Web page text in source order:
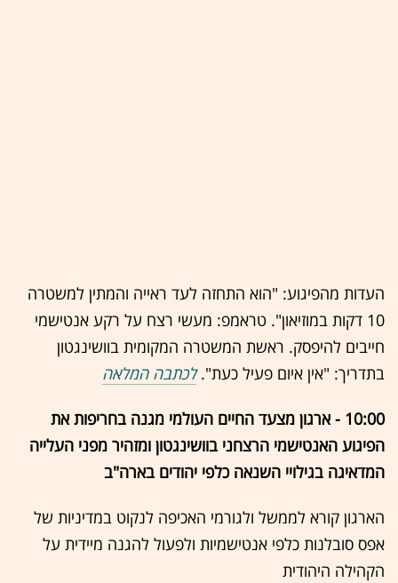
העדות מהפיגוע: "הוא התחזה לעד ראייה והמתין למשטרה
10 דקות במוזיאון". טראמפ: מעשי רצח על רקע אנטישמי
חייבים להיפסק. ראשת המשטרה המקומית בוושינגטון
בתדריך: "אין איום פעיל כעת".לכתבה המלאה
10:00 - ארגון מצעד החיים העולמי מגנה בחריפות את
הפיגוע האנטישמי הרצחני בוושינגטון ומזהיר מפני העלייה
המדאיגה בגילויי השנאה כלפי יהודים בארה"ב
הארגון קורא לממשל ולגורמי האכיפה לנקוט במדיניות של
אפס סובלנות כלפי אנטישמיות ולפעול להגנה מיידית על
הקהילה היהודית